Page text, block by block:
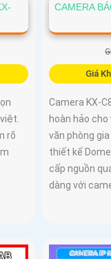
rõ
CAMERA
Giá
Camera KX-
hoàn hảo
văn phòng
thiết kế
cấp nguồn
dàng với